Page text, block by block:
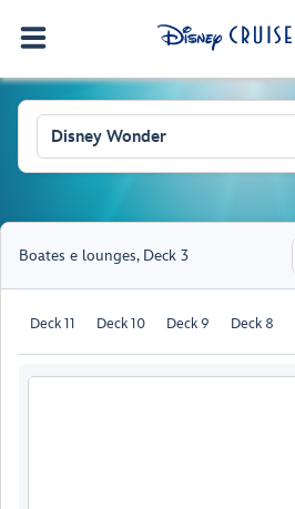
Disney Wonder
Boates e lounges, Deck 3
Deck 11 Deck 10 Deck 9 Deck 8